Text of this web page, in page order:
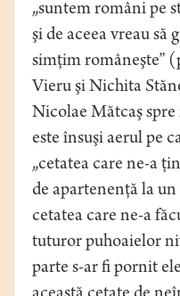
„suntem români pe
şi de aceea vreau să
simţim româneşte”
Vieru şi Nichita
Nicolae Mătcaş
este însuşi aerul pe
„cetatea care ne-a
de apartenenţă la
cetatea care ne-a
tuturor puhoaielor
parte s-ar ﬁ pornit